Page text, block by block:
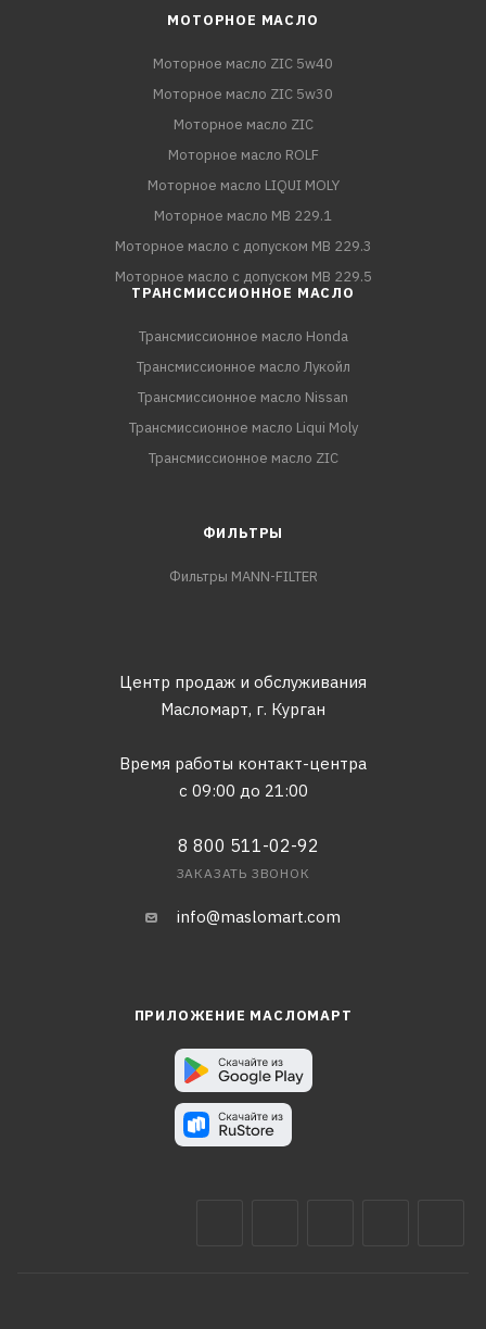
МОТОРНОЕ МАСЛО
Моторное масло ZIC 5w40
Моторное масло ZIC 5w30
Моторное масло ZIC
Моторное масло ROLF
Моторное масло LIQUI MOLY
Моторное масло MB 229.1
Моторное масло с допуском MB 229.3
Моторное масло с допуском MB 229.5
ТРАНСМИССИОННОЕ МАСЛО
Трансмиссионное масло Honda
Трансмиссионное масло Лукойл
Трансмиссионное масло Nissan
Трансмиссионное масло Liqui Moly
Трансмиссионное масло ZIC
ФИЛЬТРЫ
Фильтры MANN-FILTER
Центр продаж и обслуживания
Масломарт, г. Курган
Время работы контакт-центра
с 09:00 до 21:00
8 800 511-02-92
ЗАКАЗАТЬ ЗВОНОК
info@maslomart.com
ПРИЛОЖЕНИЕ МАСЛОМАРТ